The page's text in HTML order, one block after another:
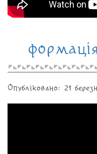
Опубліковано: 21